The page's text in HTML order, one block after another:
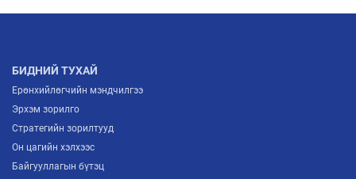
БИДНИЙ ТУХАЙ
Ерөнхийлөгчийн мэндчилгээ
Эрхэм зорилго
Стратегийн зорилтууд
Он цагийн хэлхээс
Байгууллагын бүтэц